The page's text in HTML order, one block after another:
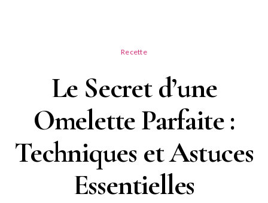
Recette
Le Secret d’une
Omelette Parfaite :
Techniques et Astuces
Essentielles